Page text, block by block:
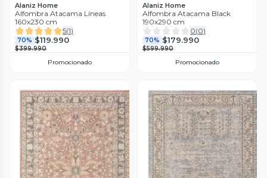
Alaniz Home
Alfombra Atacama Líneas
160x230 cm
5(1)
70% $119.990
$399.990
Promocionado
Alaniz Home
Alfombra Atacama Black
190x290 cm
0(0)
70% $179.990
$599.990
Promocionado